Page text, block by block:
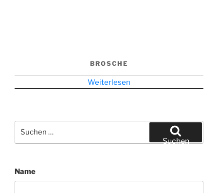
BROSCHE
Weiterlesen
nach:
Suchen
Name